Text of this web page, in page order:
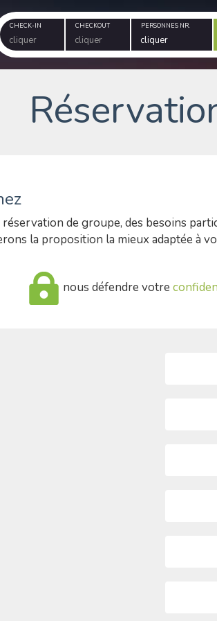
CHECK-IN CHECKOUT PERSONNES NR.
de groupe, des besoins
la proposition la mieux adaptée à
nous défendre votre